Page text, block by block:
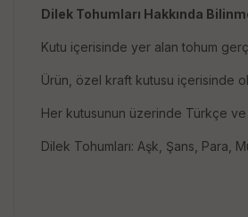
Dilek Tohumları Hakkında
Kutu içerisinde yer alan tohum
Ürün, özel kraft kutusu içerisinde
Her kutusunun üzerinde Türkçe ve
Dilek Tohumları: Aşk, Şans, Para,